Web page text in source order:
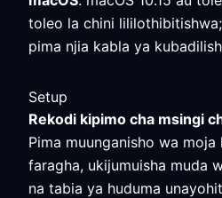
toleo la chini
pima njia kabla ya
Setup
Rekodi kipimo cha msingi
Pima muunganisho wa
faragha, ukijumuisha muda
na tabia ya huduma